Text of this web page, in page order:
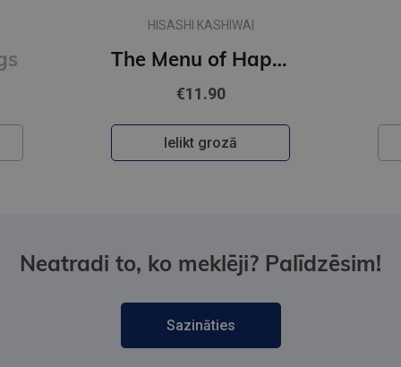
HISASHI KASHIWAI
The Menu of Happiness
€11.90
Ielikt grozā
Neatradi to, ko meklēji? Palīdzēsim!
Sazināties